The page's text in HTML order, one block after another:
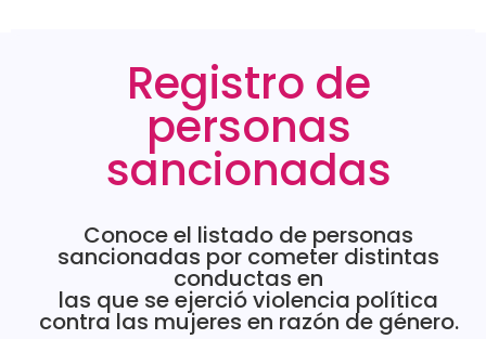
Sesión Extraordinaria 7 de julio
Sesión Extraordinaria urgente 3 de julio
Sesión Extraordinaria 2 de julio
Sesión Ordinaria 30 de junio
Sesión Extraordinaria 23 de junio
Registro de
personas
sancionadas
Conoce el listado de personas
sancionadas por cometer distintas
conductas en
las que se ejerció violencia política
contra las mujeres en razón de género.